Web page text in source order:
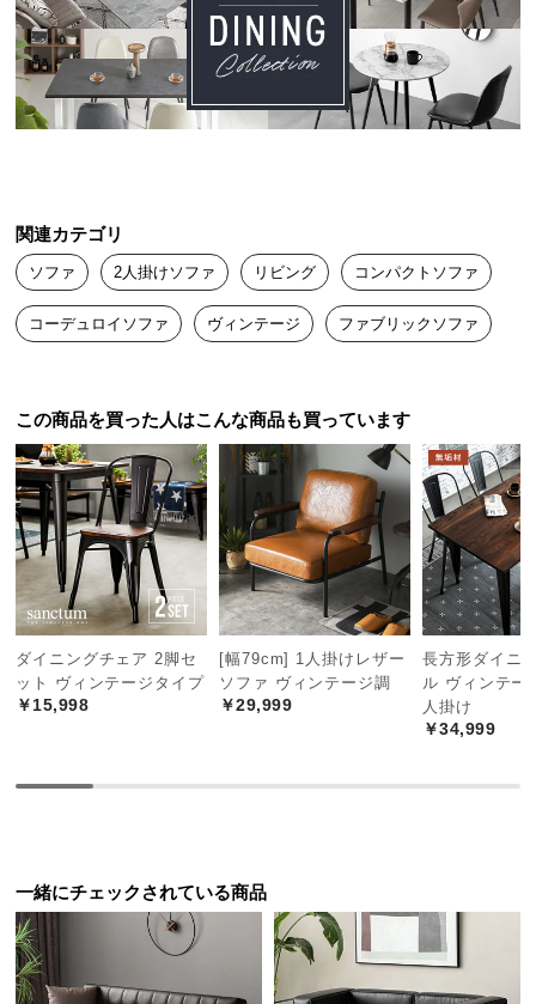
送
料
に
つ
い
型
商
品
の
つ
い
て
中
型
商
品
の
配
送
い
型
品
の
関連カテゴリ
ソファ 2人掛けソファ リビング コンパクトソファ
コーデュロイソファ ヴィンテージ ファブリックソファ
この商品を買った人はこんな商品も買っています
ダイニングチェア 2脚セ
ット ヴィンテージタイプ
￥15,998
[幅79cm] 1人掛けレザー
ソファ ヴィンテージ調
￥29,999
長方形ダイニ
ル ヴィンテー
人掛け
￥34,999
一緒にチェックされている商品